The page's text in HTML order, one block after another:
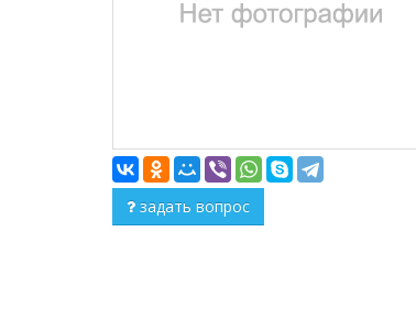
задать вопрос